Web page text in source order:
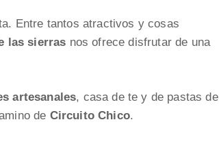
Entre tantos atractivos y cosas
las sierras nos ofrece disfrutar de una
artesanales, casa de te y de pastas de
de Circuito Chico.